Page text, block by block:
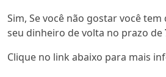
Sim, Se você não gostar você
seu dinheiro de volta no prazo de
Clique no link abaixo para mais